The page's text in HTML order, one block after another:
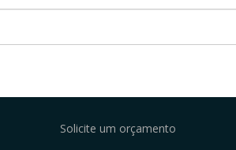
Solicite um orçamento